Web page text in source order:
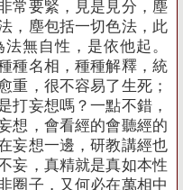
常要緊，見是見分，塵
，塵包括一切色法，此
無自性，是依他起。
種名相，種種解釋，統
重，很不容易了生死；
打妄想嗎？一點不錯，
想，會看經的會聽經的
妄想一邊，研教講經也
妄，真精就是真如本性
圈子，又何必在萬相中